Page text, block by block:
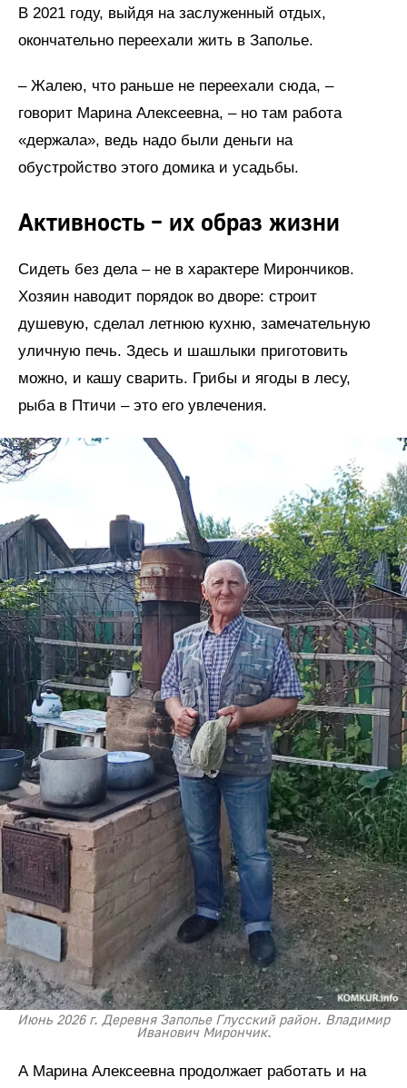
В 2021 году, выйдя на заслуженный отдых,
окончательно переехали жить в Заполье.
– Жалею, что раньше не переехали сюда, –
говорит Марина Алексеевна, – но там работа
«держала», ведь надо были деньги на
обустройство этого домика и усадьбы.
Активность – их образ жизни
Сидеть без дела – не в характере Мирончиков.
Хозяин наводит порядок во дворе: строит
душевую, сделал летнюю кухню, замечательную
уличную печь. Здесь и шашлыки приготовить
можно, и кашу сварить. Грибы и ягоды в лесу,
рыба в Птичи – это его увлечения.
Июнь 2026 г. Деревня Заполье Глусский район. Владимир
Иванович Мирончик.
А Марина Алексеевна продолжает работать и на